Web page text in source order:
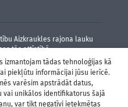
izmantojam tādas tehnoloģijas kā
piekļūtu informācijai jūsu ierīcē.
varēsim apstrādāt datus,
vai unikālos identifikatorus šajā
var tikt negatīvi ietekmētas
Aizkraukles rajona lauku
tās attīstībā.